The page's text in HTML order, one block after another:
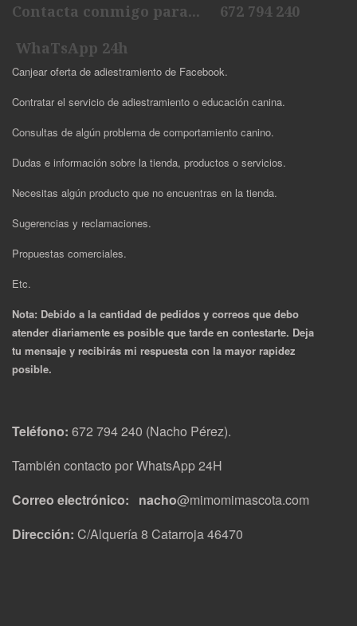
Contacta conmigo para... 672 794 240
WhaTsApp 24h
Canjear oferta de adiestramiento de Facebook.
Contratar el servicio de adiestramiento o educación canina.
Consultas de algún problema de comportamiento canino.
Dudas e información sobre la tienda, productos o servicios.
Necesitas algún producto que no encuentras en la tienda.
Sugerencias y reclamaciones.
Propuestas comerciales.
Etc.
Nota: Debido a la cantidad de pedidos y correos que debo
atender diariamente es posible que tarde en contestarte. Deja
tu mensaje y recibirás mi respuesta con la mayor rapidez
posible.
Teléfono: 672 794 240 (Nacho Pérez).
También contacto por WhatsApp 24H
Correo electrónico: nacho@mimomimascota.com
Dirección: C/Alquería 8 Catarroja 46470